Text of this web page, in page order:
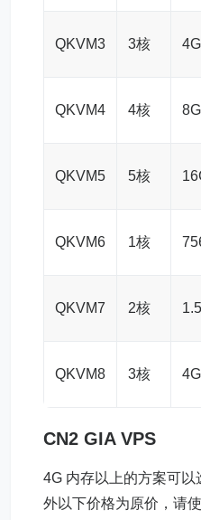
QKVM3 3核 4G
QKVM4 4核 8G
QKVM5 5核
QKVM6 1核
QKVM7 2核
QKVM8 3核 4G
CN2 GIA VPS
4G 内存以上的方案可
外以下价格为原价，请